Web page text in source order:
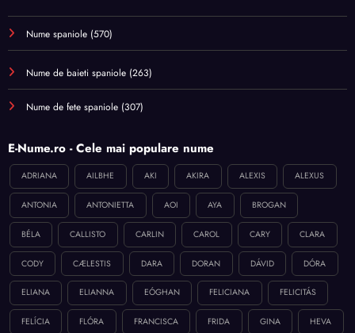
Nume spaniole (570)
Nume de baieti spaniole (263)
Nume de fete spaniole (307)
E-Nume.ro - Cele mai populare nume
ADRIANA AILBHE AKI AKIRA ALEXIS ALEXUS
ANTONIA ANTONIETTA AOI AYA BROGAN
BÉLA CALLISTO CARLIN CAROL CARY CLARA
CODY CÆLESTIS DARA DORAN DÁVID DÓRA
ELIANA ELIANNA EÓGHAN FELICIANA FELICITÁS
FELÍCIA FLÓRA FRANCISCA FRIDA GINA HEVA